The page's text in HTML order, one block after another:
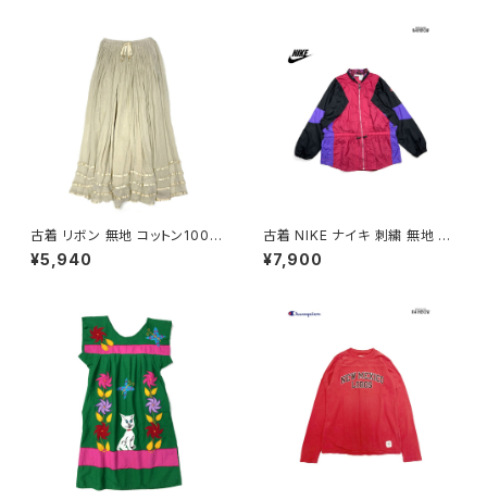
古着 リボン 無地 コットン100％
ロング丈 スカート ベージュ (ba
2607019)
¥5,940
古着 NIKE ナイキ 刺繍 無地 ナ
イロン 長袖 アウター アウトドア
ジャケット ピンク (ttu250816
¥7,900